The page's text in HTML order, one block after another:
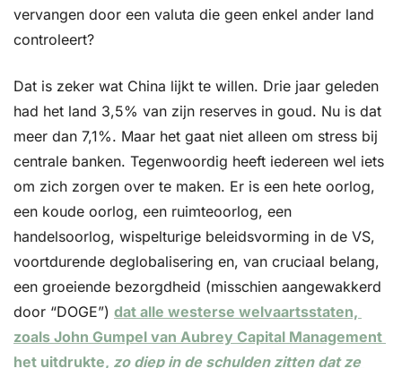
vervangen door een valuta die geen enkel ander land
controleert?
Dat is zeker wat China lijkt te willen. Drie jaar geleden
had het land 3,5% van zijn reserves in goud. Nu is dat
meer dan 7,1%. Maar het gaat niet alleen om stress bij
centrale banken. Tegenwoordig heeft iedereen wel iets
om zich zorgen over te maken. Er is een hete oorlog,
een koude oorlog, een ruimteoorlog, een
handelsoorlog, wispelturige beleidsvorming in de VS,
voortdurende deglobalisering en, van cruciaal belang,
een groeiende bezorgdheid (misschien aangewakkerd
door “DOGE”) dat alle westerse welvaartsstaten,
zoals John Gumpel van Aubrey Capital Management
het uitdrukte,